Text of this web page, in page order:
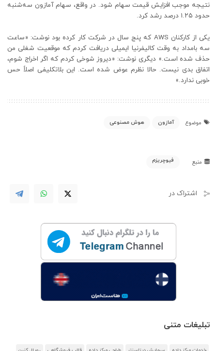
نتیجه موجب افزایش قیمت سهام شود. در واقع، سهام آمازون سه‌شنبه
حدود ۱.۲۵ درصد رشد کرد.
یکی از کارکنان AWS که پنج سال در شرکت کار کرده بود نوشت: «ساعت
سه بامداد به وقت کالیفرنیا ایمیلی دریافت کردم که موقعیت شغلی من
حذف شده است.» دیگری نوشت: «دیروز شوخی کردم که اگر اخراج شوم،
اتفاق بدی نیست. حالا نظرم عوض شده است. این بلاتکلیفی اصلاً حس
خوبی ندارد.»
موضوع آمازون هوش مصنوعی
منبع فیوچریزم
اشتراک در
تبلیغات متنی